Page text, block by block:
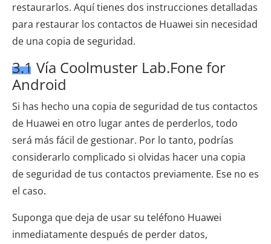
restaurarlos. Aquí tienes dos instrucciones detalladas
para restaurar los contactos de Huawei sin necesidad
de una copia de seguridad.
3.1 Vía Coolmuster Lab.Fone for
Android
Si has hecho una copia de seguridad de tus contactos
de Huawei en otro lugar antes de perderlos, todo
será más fácil de gestionar. Por lo tanto, podrías
considerarlo complicado si olvidas hacer una copia
de seguridad de tus contactos previamente. Ese no es
el caso.
Suponga que deja de usar su teléfono Huawei
inmediatamente después de perder datos,